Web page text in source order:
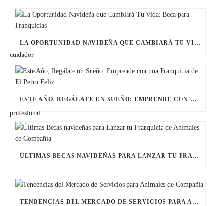
LA OPORTUNIDAD NAVIDEÑA QUE CAMBIARÁ TU VIDA: BECA PARA FRANQUICIAS
ESTE AÑO, REGÁLATE UN SUEÑO: EMPRENDE CON UNA FRANQUICIA DE EL PERRO FELIZ
ÚLTIMAS BECAS NAVIDEÑAS PARA LANZAR TU FRANQUICIA DE ANIMALES DE COMPAÑÍA
TENDENCIAS DEL MERCADO DE SERVICIOS PARA ANIMALES DE COMPAÑÍA